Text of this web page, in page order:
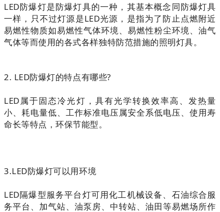
LED防爆灯是防爆灯具的一种，其基本概念同防爆灯具
一样，只不过灯源是LED光源，是指为了防止点燃附近
易燃性物质如易燃性气体环境、易燃性粉尘环境、油气
气体等而使用的各式各样独特防范措施的照明灯具。
2. LED防爆灯的特点有哪些?
LED属于固态冷光灯，具有光学转换效率高、发热量
小、耗电量低、工作标准电压属安全系低电压、使用寿
命长等特点，环保节能型。
3.LED防爆灯可以用环境
LED隔爆型服务平台灯可用化工机械设备、石油综合服
务平台、加气站、油泵房、中转站、油田等易燃场所作